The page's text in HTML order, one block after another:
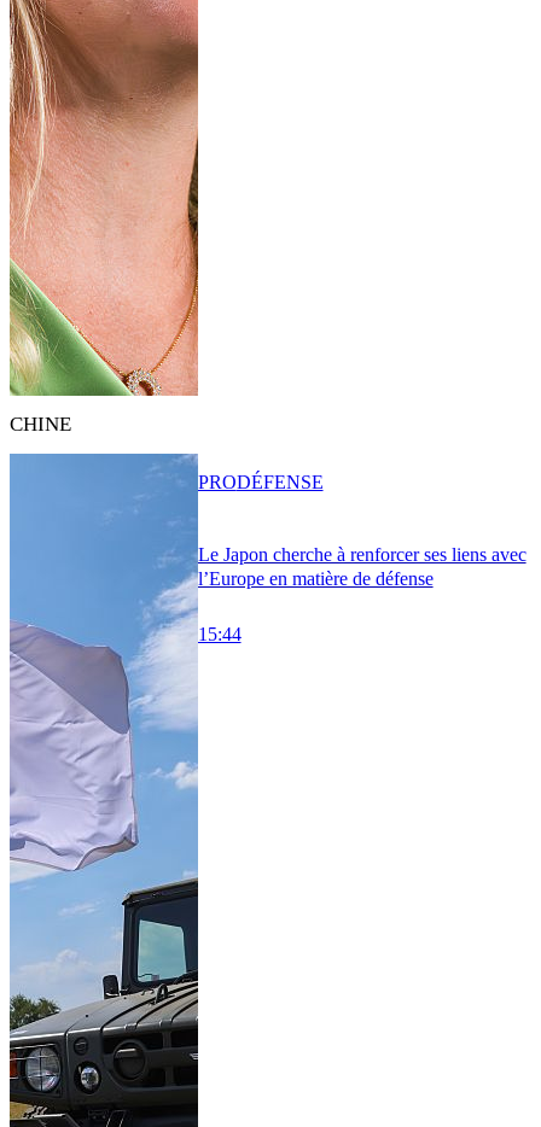
CHINE
Le Japon cherche à renforcer ses liens avec
l’Europe en matière de défense
15:44
PRODÉFENSE